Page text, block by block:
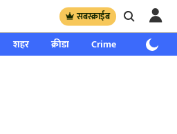
सबस्क्राईब
शहर क्रीडा Crime साप्ताहिक